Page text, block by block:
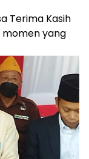
Terima Kasih
yang